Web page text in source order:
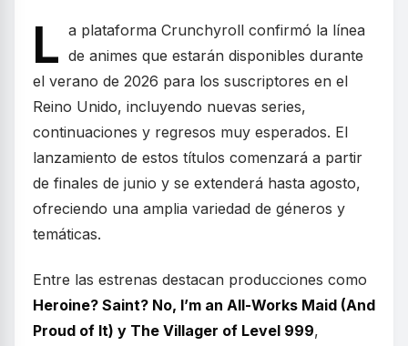
L a plataforma Crunchyroll confirmó la línea
de animes que estarán disponibles durante
el verano de 2026 para los suscriptores en el
Reino Unido, incluyendo nuevas series,
continuaciones y regresos muy esperados. El
lanzamiento de estos títulos comenzará a partir
de finales de junio y se extenderá hasta agosto,
ofreciendo una amplia variedad de géneros y
temáticas.
Entre las estrenas destacan producciones como
Heroine? Saint? No, I’m an All-Works Maid (And
Proud of It) y The Villager of Level 999,